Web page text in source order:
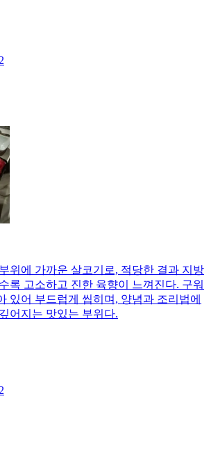
위에 가까운 살코기로, 적당한 결과 지방
록 고소하고 진한 육향이 느껴진다. 구워
있어 부드럽게 씹히며, 양념과 조리법에
어지는 맛있는 부위다.